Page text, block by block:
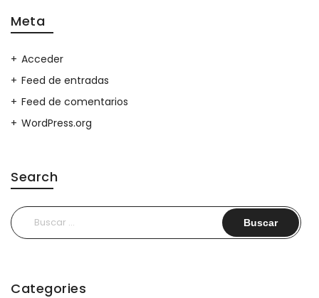
Meta
Acceder
Feed de entradas
Feed de comentarios
WordPress.org
Search
Buscar:
Categories